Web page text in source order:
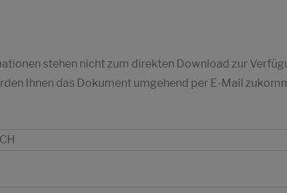
stehen nicht zum direkten Download zur
Ihnen das Dokument umgehend per E-Mail